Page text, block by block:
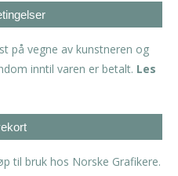
på vegne av kunstneren og
inntil varen er betalt. Les
til bruk hos Norske Grafikere.